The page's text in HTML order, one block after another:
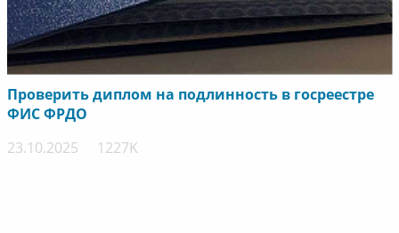
Проверить диплом на подлинность в госреестре
ФИС ФРДО
23.10.2025
1227K